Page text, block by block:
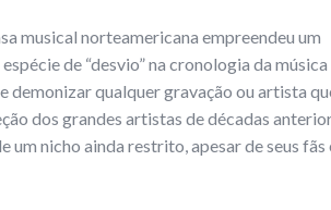
musical norteamericana empreendeu um
de “desvio” na cronologia da música
demonizar qualquer gravação ou artista
dos grandes artistas de décadas
nicho ainda restrito, apesar de seus fãs